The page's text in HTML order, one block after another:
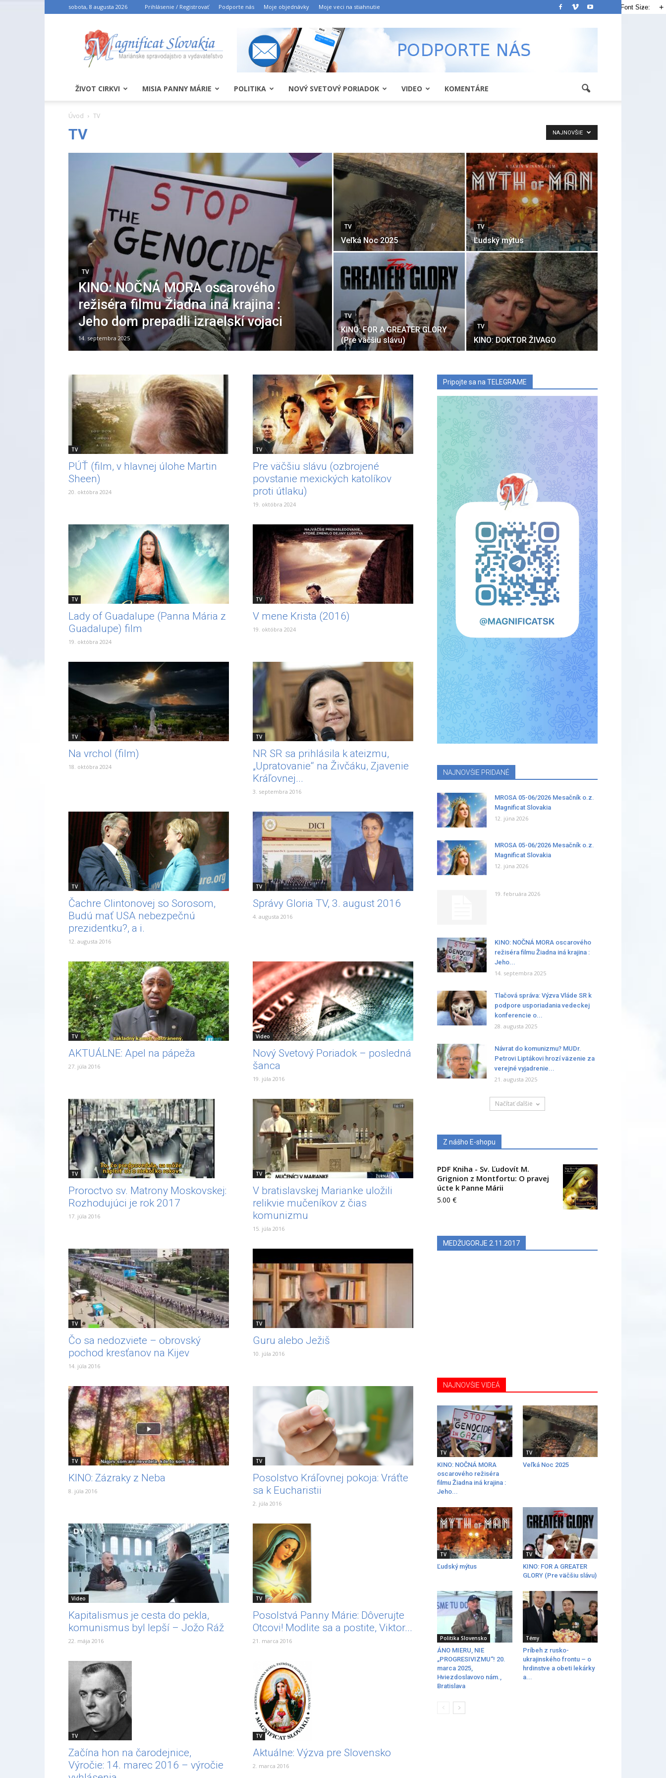
sobota, 8 augusta 2026 Prihlásenie / Registrovať Podporte nás Moje objednávky Moje veci na stiahnutie
ŽIVOT CIRKVI MISIA PANNY MÁRIE POLITIKA NOVÝ SVETOVÝ PORIADOK VIDEO KOMENTÁRE
Úvod TV
TV NAJNOVŠIE
TV
KINO: NOČNÁ MORA oscarového
režiséra filmu Žiadna iná krajina :
Jeho dom prepadli izraelskí vojaci
14. septembra 2025
TV
Veľká Noc 2025
TV
Ľudský mýtus
TV
KINO: FOR A GREATER GLORY
(Pre väčšiu slávu)
TV
KINO: DOKTOR ŽIVAGO
TV
PÚŤ (film, v hlavnej úlohe Martin
Sheen)
20. októbra 2024
TV
Pre väčšiu slávu (ozbrojené
povstanie mexických katolíkov
proti útlaku)
19. októbra 2024
TV
Lady of Guadalupe (Panna Mária z
Guadalupe) film
19. októbra 2024
TV
V mene Krista (2016)
19. októbra 2024
TV
Na vrchol (film)
18. októbra 2024
TV
NR SR sa prihlásila k ateizmu,
„Upratovanie“ na Živčáku, Zjavenie
Kráľovnej...
3. septembra 2016
TV
Čachre Clintonovej so Sorosom,
Budú mať USA nebezpečnú
prezidentku?, a i.
12. augusta 2016
TV
Správy Gloria TV, 3. august 2016
4. augusta 2016
TV
AKTUÁLNE: Apel na pápeža
27. júla 2016
Video
Nový Svetový Poriadok – posledná
šanca
19. júla 2016
TV
Proroctvo sv. Matrony Moskovskej:
Rozhodujúci je rok 2017
17. júla 2016
TV
V bratislavskej Marianke uložili
relikvie mučeníkov z čias
komunizmu
15. júla 2016
TV
Čo sa nedozviete – obrovský
pochod kresťanov na Kijev
14. júla 2016
TV
Guru alebo Ježiš
10. júla 2016
TV
KINO: Zázraky z Neba
8. júla 2016
TV
Posolstvo Kráľovnej pokoja: Vráťte
sa k Eucharistii
2. júla 2016
Video
Kapitalismus je cesta do pekla,
komunismus byl lepší – Jožo Ráž
22. mája 2016
TV
Posolstvá Panny Márie: Dôverujte
Otcovi! Modlite sa a postite, Viktor...
21. marca 2016
TV
Začína hon na čarodejnice,
Výročie: 14. marec 2016 – výročie
TV
Aktuálne: Výzva pre Slovensko
2. marca 2016
Pripojte sa na TELEGRAME
NAJNOVŠIE PRIDANÉ
MROSA 05-06/2026 Mesačník o.z.
Magnificat Slovakia
12. júna 2026
MROSA 05-06/2026 Mesačník o.z.
Magnificat Slovakia
12. júna 2026
19. februára 2026
KINO: NOČNÁ MORA oscarového
režiséra filmu Žiadna iná krajina :
Jeho...
14. septembra 2025
Tlačová správa: Výzva Vláde SR k
podpore usporiadania vedeckej
konferencie o...
28. augusta 2025
Návrat do komunizmu? MUDr.
Petrovi Liptákovi hrozí väzenie za
verejné vyjadrenie...
21. augusta 2025
Načítať ďalšie
Z nášho E-shopu
PDF Kniha - Sv. Ľudovít M.
Grignion z Montfortu: O pravej
úcte k Panne Márii
5.00 €
MEDŽUGORJE 2.11.2017
NAJNOVŠIE VIDEÁ
TV
KINO: NOČNÁ MORA
oscarového režiséra
filmu Žiadna iná krajina :
Jeho...
TV
Veľká Noc 2025
TV
Ľudský mýtus
TV
KINO: FOR A GREATER
GLORY (Pre väčšiu slávu)
Politika Slovensko
ÁNO MIERU, NIE
„PROGRESIVIZMU“! 20.
marca 2025,
Hviezdoslavovo nám.,
Bratislava
Témy
Príbeh z rusko-
ukrajinského frontu – o
hrdinstve a obeti lekárky
a...
Font Size:
- +